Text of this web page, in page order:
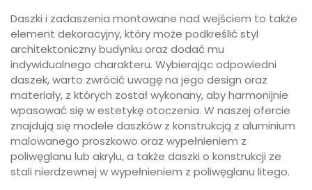
Daszki i zadaszenia montowane nad wejściem to także
element dekoracyjny, który może podkreślić styl
architektoniczny budynku oraz dodać mu
indywidualnego charakteru. Wybierając odpowiedni
daszek, warto zwrócić uwagę na jego design oraz
materiały, z których został wykonany, aby harmonijnie
wpasować się w estetykę otoczenia. W naszej ofercie
znajdują się modele daszków z konstrukcją z aluminium
malowanego proszkowo oraz wypełnieniem z
poliwęglanu lub akrylu, a także daszki o konstrukcji ze
stali nierdzewnej w wypełnieniem z poliwęglanu litego.